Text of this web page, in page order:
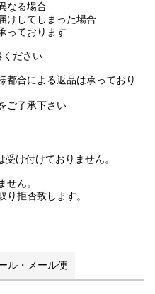
なる場合
けしてしまった場合
っております
ください
合による返品は承っており
ご了承下さい
け付けておりません。
せん。
拒否致します。
ル・メール便